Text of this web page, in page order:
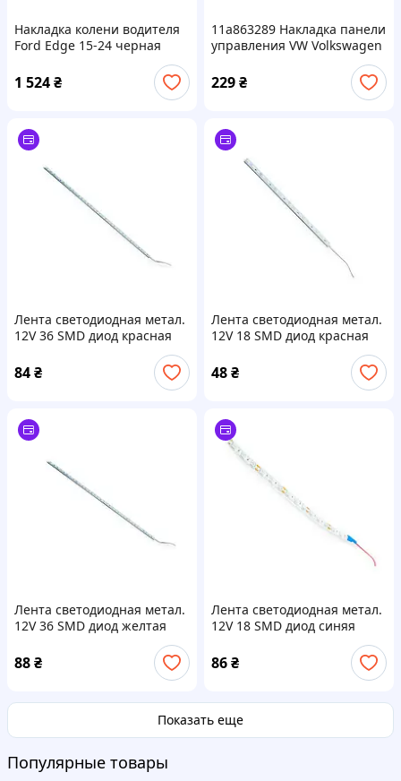
Накладка колени водителя
Ford Edge 15-24 черная
1 524₴
11a863289 Накладка панели
управления VW Volkswagen
229₴
Лента светодиодная метал.
12V 36 SMD диод красная
84₴
Лента светодиодная метал.
12V 18 SMD диод красная
48₴
Лента светодиодная метал.
12V 36 SMD диод желтая
88₴
Лента светодиодная метал.
12V 18 SMD диод синяя
86₴
Показать еще
Популярные товары